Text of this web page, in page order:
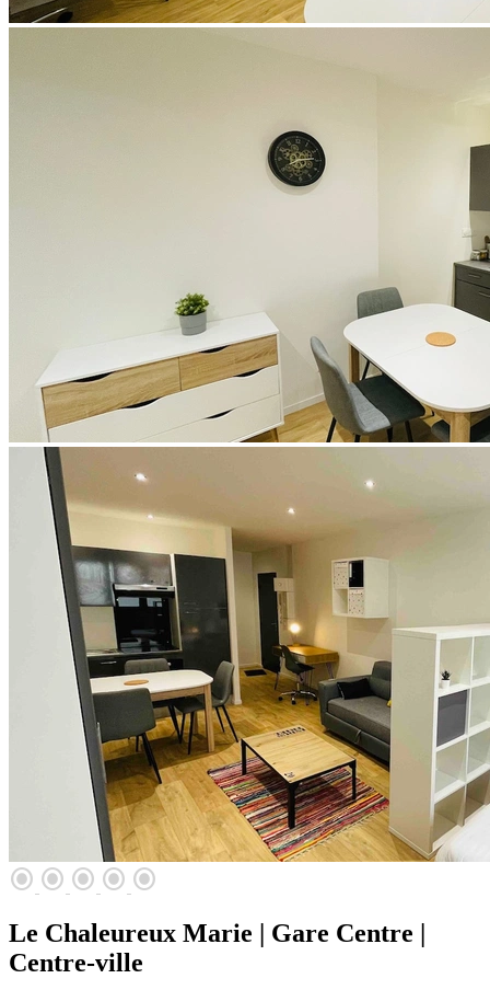
radio_button_checked radio_button_checked radio_button_checked radio_button_checked radio_button_checked
Le Chaleureux Marie | Gare Centre |
Centre-ville